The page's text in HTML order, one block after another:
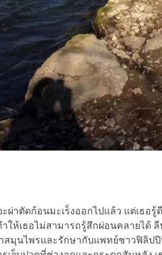
ตัดก้อนมะเร็งออกไปแล้ว แต่เธอรู้ดี
ให้เธอไม่สามารถรู้สึกผ่อนคลายได้ ลี
สมุนไพรและรักษากับแพทย์ชาวฟิลิปปิ